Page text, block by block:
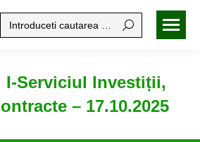
Search:
I-Serviciul Investiții,
– 17.10.2025